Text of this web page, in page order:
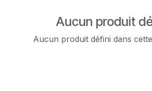
Aucun produit
Aucun produit défini dans